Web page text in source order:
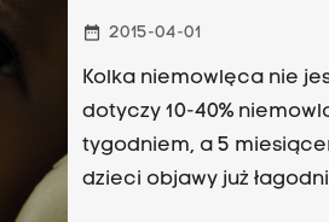
date_range 2015-04-01
Kolka niemowlęca nie
dotyczy 10-40%
tygodniem, a 5
dzieci objawy już